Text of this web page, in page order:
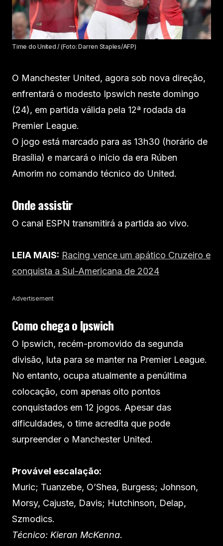
Time do United / (Foto: Darren Staples/AFP)
O Manchester United, agora sob nova direção,
enfrentará o modesto Ipswich neste domingo
(24), em partida válida pela 12ª rodada da
Premier League.
O jogo está marcado para as 13h30 (horário de
Brasília) e marcará o início da era Rúben
Amorim no comando técnico do United.
Onde assistir
O canal ESPN transmitirá a partida ao vivo.
LEIA MAIS: Racing vence um apático Cruzeiro e
conquista a Sul-Americana de 2024
Advertisement
Como chega o Ipswich
O Ipswich, recém-promovido da segunda
divisão, luta para se manter na Premier League.
No entanto, ocupa atualmente a penúltima
colocação, com apenas oito pontos
conquistados em 12 jogos. Apesar das
dificuldades, o time acredita que pode
surpreender o Manchester United.
Provável escalação:
Muric; Tuanzebe, O’Shea, Burgess; Johnson,
Morsy, Cajuste, Davis; Hutchinson, Delap,
Szmodics.
Técnico: Kieran McKenna.